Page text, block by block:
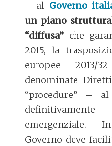
– al Governo
un piano
“diffusa” che
2015, la
europee
denominate
“procedure” –
emergenziale.
Governo deve